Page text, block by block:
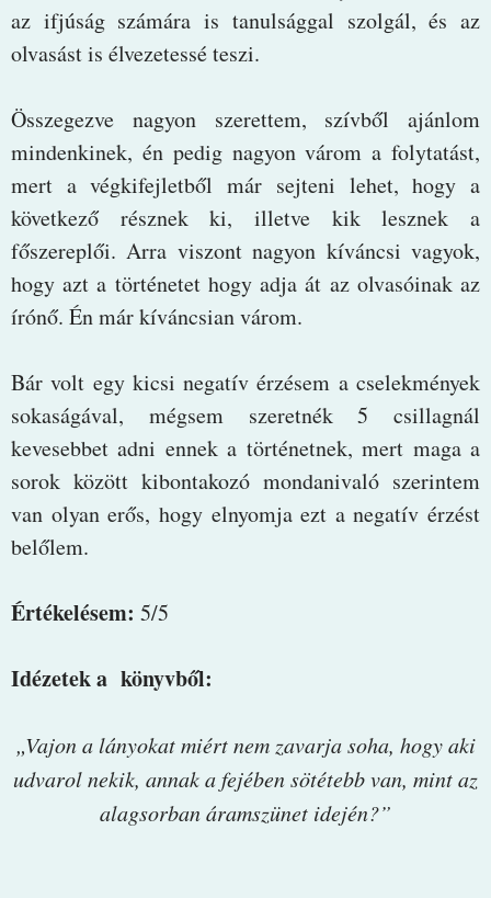
az ifjúság számára is tanulsággal szolgál, és az
olvasást is élvezetessé teszi.
Összegezve nagyon szerettem, szívből ajánlom
mindenkinek, én pedig nagyon várom a folytatást,
mert a végkifejletből már sejteni lehet, hogy a
következő résznek ki, illetve kik lesznek a
főszereplői. Arra viszont nagyon kíváncsi vagyok,
hogy azt a történetet hogy adja át az olvasóinak az
írónő. Én már kíváncsian várom.
Bár volt egy kicsi negatív érzésem a cselekmények
sokaságával, mégsem szeretnék 5 csillagnál
kevesebbet adni ennek a történetnek, mert maga a
sorok között kibontakozó mondanivaló szerintem
van olyan erős, hogy elnyomja ezt a negatív érzést
belőlem.
Értékelésem: 5/5
Idézetek a könyvből:
„Vajon a lányokat miért nem zavarja soha, hogy aki
udvarol nekik, annak a fejében sötétebb van, mint az
alagsorban áramszünet idején?”